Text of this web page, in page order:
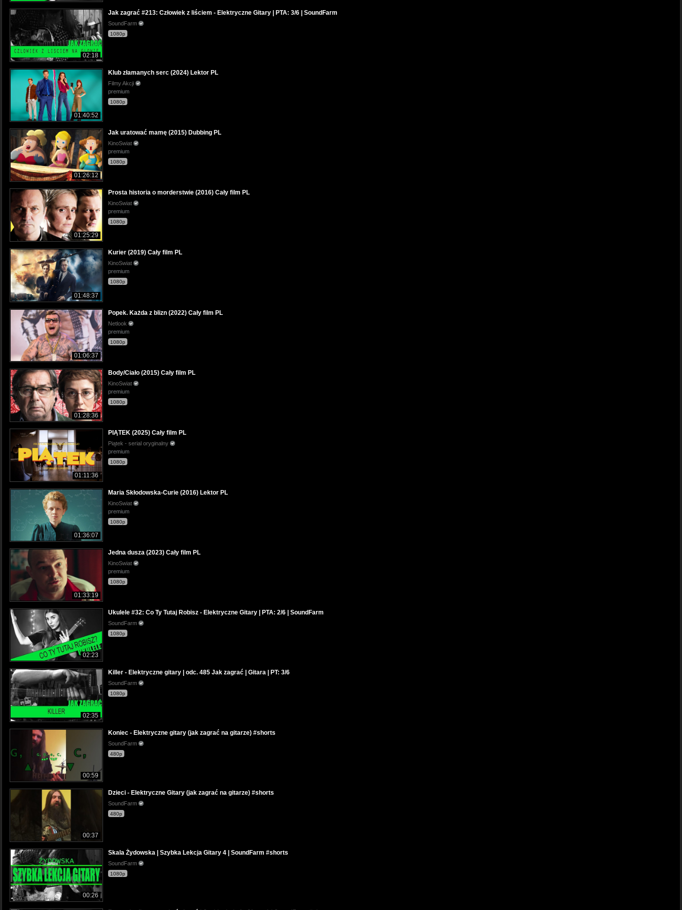
02:18
Jak zagrać #213: Człowiek z liściem - Elektryczne Gitary | PTA: 3/6 | SoundFarm
SoundFarm
1080p
01:40:52
Klub złamanych serc (2024) Lektor PL
Filmy Akcji
premium
1080p
01:26:12
Jak uratować mamę (2015) Dubbing PL
KinoSwiat
premium
1080p
01:25:29
Prosta historia o morderstwie (2016) Cały film PL
KinoSwiat
premium
1080p
01:48:37
Kurier (2019) Cały film PL
KinoSwiat
premium
1080p
01:06:37
Popek. Każda z blizn (2022) Cały film PL
Netlook
premium
1080p
01:28:36
Body/Ciało (2015) Cały film PL
KinoSwiat
premium
1080p
01:11:36
PIĄTEK (2025) Cały film PL
Piątek - serial oryginalny
premium
1080p
01:36:07
Maria Skłodowska-Curie (2016) Lektor PL
KinoSwiat
premium
1080p
01:33:19
Jedna dusza (2023) Cały film PL
KinoSwiat
premium
1080p
02:23
Ukulele #32: Co Ty Tutaj Robisz - Elektryczne Gitary | PTA: 2/6 | SoundFarm
SoundFarm
1080p
02:35
Killer - Elektryczne gitary | odc. 485 Jak zagrać | Gitara | PT: 3/6
SoundFarm
1080p
00:59
Koniec - Elektryczne gitary (jak zagrać na gitarze) #shorts
SoundFarm
480p
00:37
Dzieci - Elektryczne Gitary (jak zagrać na gitarze) #shorts
SoundFarm
480p
00:26
Skala Żydowska | Szybka Lekcja Gitary 4 | SoundFarm #shorts
SoundFarm
1080p